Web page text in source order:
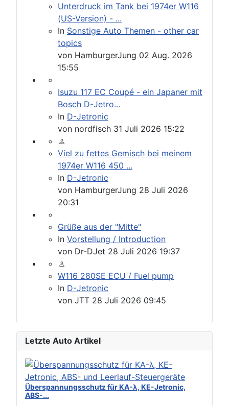
Unterdruck im Tank bei 1974er W116
(US-Version) - ...
In Sonstige Auto Themen - other car
topics
von HamburgerJung 02 Aug. 2026
15:55
Isuzu 117 EC Coupé - ein Japaner mit
Bosch D-Jetro...
In D-Jetronic
von nordfisch 31 Juli 2026 15:22
Viel zu fettes Gemisch bei meinem
1974er W116 450 ...
In D-Jetronic
von HamburgerJung 28 Juli 2026
20:31
Grüße aus der "Mitte"
In Vorstellung / Introduction
von Dr-DJet 28 Juli 2026 19:37
W116 280SE ECU / Fuel pump
In D-Jetronic
von JTT 28 Juli 2026 09:45
Letzte Auto Artikel
Überspannungsschutz für KA-λ, KE-Jetronic,
ABS-...